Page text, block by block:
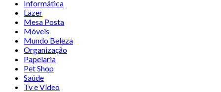
Informática
Lazer
Mesa Posta
Móveis
Mundo Beleza
Organização
Papelaria
Pet Shop
Saúde
Tv e Vídeo